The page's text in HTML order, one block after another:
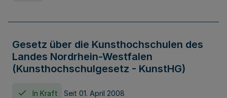
Gesetz über die Kunsthochschulen des
Landes Nordrhein-Westfalen
(Kunsthochschulgesetz - KunstHG)
In Kraft Seit 01. April 2008